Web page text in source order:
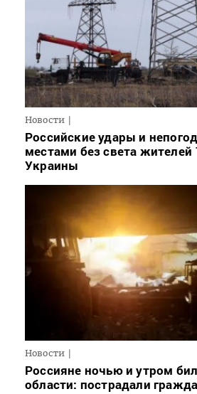
Новости
Российские удары и
местами без света жителей
Украины
Новости
Россияне ночью и утром
области: пострадали